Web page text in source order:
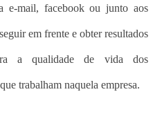
e-mail, facebook ou junto aos
em frente e obter resultados
a qualidade de vida dos
trabalham naquela empresa.